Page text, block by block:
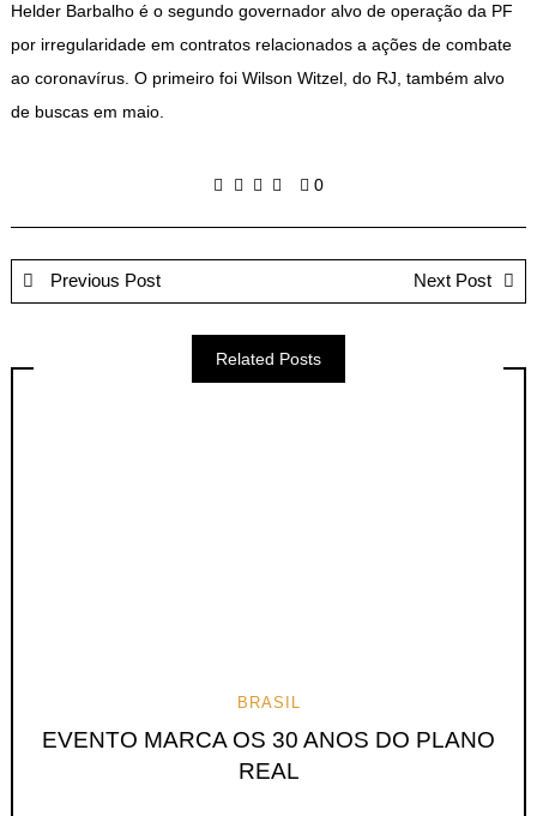
Helder Barbalho é o segundo governador alvo de operação da PF
por irregularidade em contratos relacionados a ações de combate
ao coronavírus. O primeiro foi Wilson Witzel, do RJ, também alvo
de buscas em maio.
0
Previous Post Next Post
Related Posts
BRASIL
EVENTO MARCA OS 30 ANOS DO PLANO
REAL